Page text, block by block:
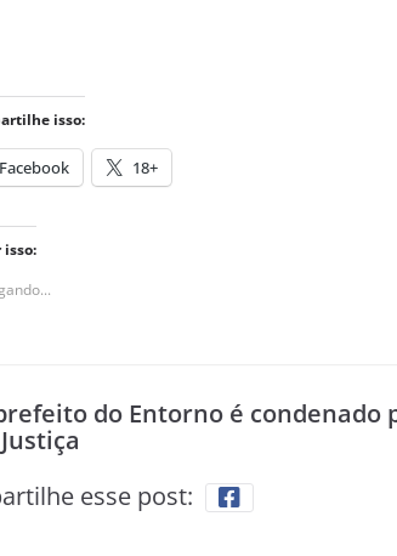
isso:
Facebook 18+
do Entorno é condenado
esse post: